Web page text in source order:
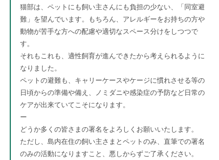
猫部は、ペットにも飼い主さんにも負担の少ない、「同室避
難」を望んでいます。もちろん、アレルギーをお持ちの方や
動物が苦手な方への配慮や適切なスペース分けをしつつで
す。
それもこれも、適性飼育が進んできたから考えられるように
なりました。
ペットの避難も、キャリーケースやケージに慣れさせる等の
日頃からの準備や備え、ノミダニや感染症の予防など日常の
ケアが出来ていてこそになります。
ー
どうか多くの皆さまの署名をよろしくお願いいたします。
ただし、島内在住の飼い主さまとペットのみ、直筆での署名
のみの活動になりますこと、悪しからずご了承ください。